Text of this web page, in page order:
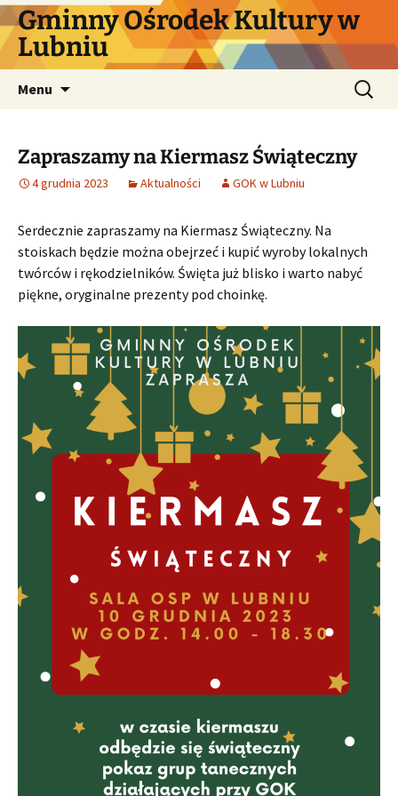
Przejdź
do
treści
Gminny Ośrodek Kultury w
Lubniu
Menu Szukaj:
Zapraszamy na Kiermasz Świąteczny
4 grudnia 2023 Aktualności GOK w Lubniu
Serdecznie zapraszamy na Kiermasz Świąteczny. Na
stoiskach będzie można obejrzeć i kupić wyroby lokalnych
twórców i rękodzielników. Święta już blisko i warto nabyć
piękne, oryginalne prezenty pod choinkę.